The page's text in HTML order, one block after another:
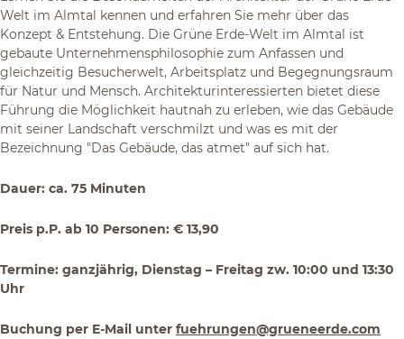
Welt im Almtal kennen und erfahren Sie mehr über das
Konzept & Entstehung. Die Grüne Erde-Welt im Almtal ist
gebaute Unternehmensphilosophie zum Anfassen und
gleichzeitig Besucherwelt, Arbeitsplatz und Begegnungsraum
für Natur und Mensch. Architekturinteressierten bietet diese
Führung die Möglichkeit hautnah zu erleben, wie das Gebäude
mit seiner Landschaft verschmilzt und was es mit der
Bezeichnung "Das Gebäude, das atmet" auf sich hat.
Dauer: ca. 75 Minuten
Preis p.P. ab 10 Personen: € 13,90
Termine: ganzjährig, Dienstag – Freitag zw. 10:00 und 13:30
Uhr
Buchung per E-Mail unter fuehrungen@grueneerde.com